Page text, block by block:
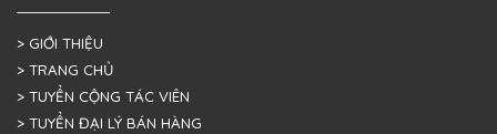
> GIỚI THIỆU
> TRANG CHỦ
> TUYỂN CỘNG TÁC VIÊN
> TUYỂN ĐẠI LÝ BÁN HÀNG